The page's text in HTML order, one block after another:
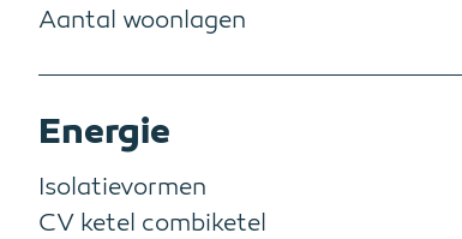
Aantal woonlagen
Energie
Isolatievormen
CV ketel combiketel